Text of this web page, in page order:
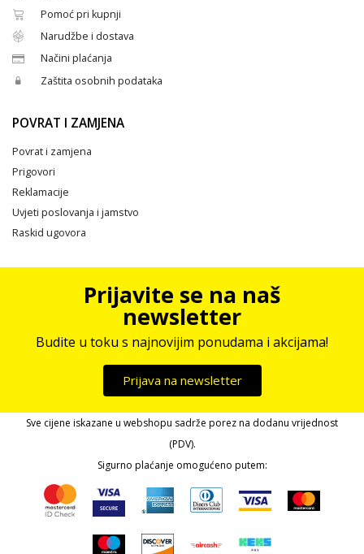
Pomoć pri kupnji
Narudžbe i dostava
Načini plaćanja
Zaštita osobnih podataka
POVRAT I ZAMJENA
Povrat i zamjena
Prigovori
Reklamacije
Uvjeti poslovanja i jamstvo
Raskid ugovora
Prijavite se na naš
newsletter
Budite u toku s najnovijim ponudama i akcijama!
Prijava na newsletter
Sve cijene iskazane u webshopu sadrže porez na dodanu vrijednost
(PDV).
Sigurno plaćanje omogućeno putem: